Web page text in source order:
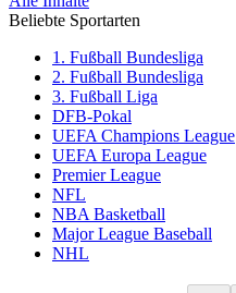
Beliebte Sportarten
1. Fußball Bundesliga
2. Fußball Bundesliga
3. Fußball Liga
DFB-Pokal
UEFA Champions League
UEFA Europa League
Premier League
NFL
NBA Basketball
Major League Baseball
NHL